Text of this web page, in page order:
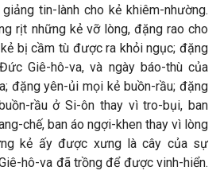
tin-lành cho kẻ khiêm-nhường.
rịt những kẻ vỡ lòng, đặng rao cho
bị cầm tù được ra khỏi ngục; đặng
Giê-hô-va, và ngày báo-thù của
đặng yên-ủi mọi kẻ buồn-rầu; đặng
rầu ở Si-ôn thay vì tro-bụi, ban
chế, ban áo ngợi-khen thay vì lòng
kẻ ấy được xưng là cây của sự
hô-va đã trồng để được vinh-hiển.